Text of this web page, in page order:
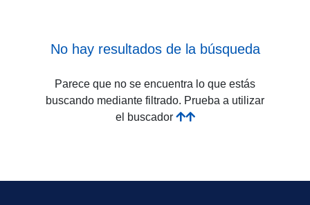
No hay resultados de la búsqueda
Parece que no se encuentra lo que estás
buscando mediante filtrado. Prueba a utilizar
el buscador